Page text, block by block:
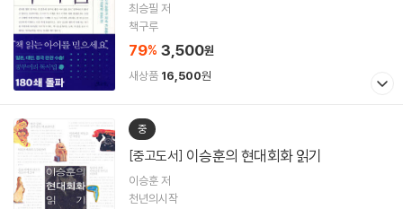
최승필 저
책구루
79% 3,500원
새상품 16,500원
중
[중고도서] 이승훈의 현대회화 읽기
이승훈 저
천년의시작